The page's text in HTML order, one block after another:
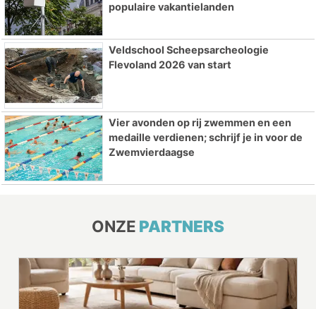
populaire vakantielanden
Veldschool Scheepsarcheologie
Flevoland 2026 van start
Vier avonden op rij zwemmen en een
medaille verdienen; schrijf je in voor de
Zwemvierdaagse
ONZE PARTNERS